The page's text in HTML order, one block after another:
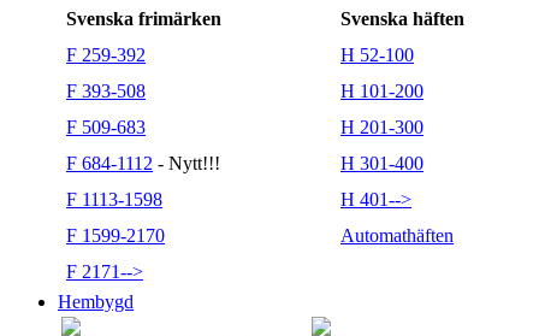
Svenska frimärken
Svenska häften
F 259-392
H 52-100
F 393-508
H 101-200
F 509-683
H 201-300
F 684-1112 - Nytt!!!
H 301-400
F 1113-1598
H 401-->
F 1599-2170
Automathäften
F 2171-->
Hembygd